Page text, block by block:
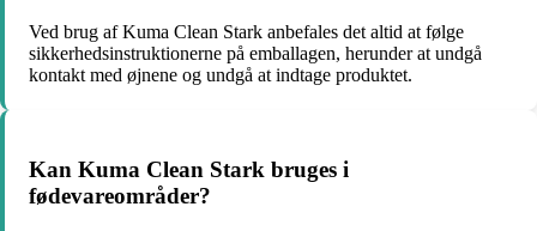
Ved brug af Kuma Clean Stark anbefales det altid at følge
sikkerhedsinstruktionerne på emballagen, herunder at undgå
kontakt med øjnene og undgå at indtage produktet.
Kan Kuma Clean Stark bruges i
fødevareområder?